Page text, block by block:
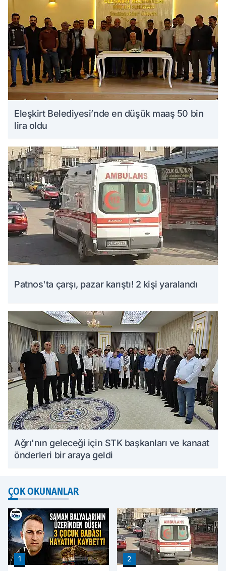
Eleşkirt Belediyesi’nde en düşük maaş 50 bin
lira oldu
Patnos'ta çarşı, pazar karıştı! 2 kişi yaralandı
Ağrı'nın geleceği için STK başkanları ve kanaat
önderleri bir araya geldi
ÇOK OKUNANLAR
1 2